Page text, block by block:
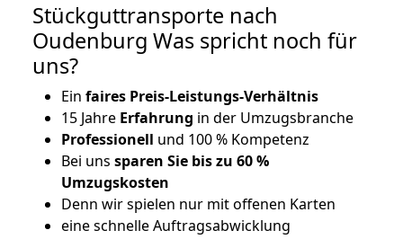
Stückguttransporte nach
Oudenburg Was spricht noch für
uns?
Ein faires Preis-Leistungs-Verhältnis
15 Jahre Erfahrung in der Umzugsbranche
Professionell und 100 % Kompetenz
Bei uns sparen Sie bis zu 60 %
Umzugskosten
Denn wir spielen nur mit offenen Karten
eine schnelle Auftragsabwicklung